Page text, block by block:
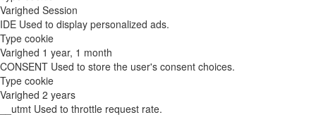
Varighed Session
IDE Used to display personalized ads.
Type cookie
Varighed 1 year, 1 month
CONSENT Used to store the user's consent choices.
Type cookie
Varighed 2 years
__utmt Used to throttle request rate.